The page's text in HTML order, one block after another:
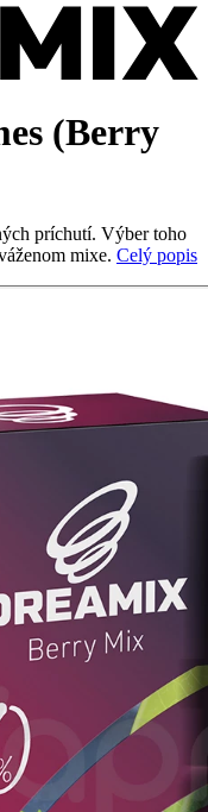
(Berry
príchutí. Výber toho
mixe. Celý popis